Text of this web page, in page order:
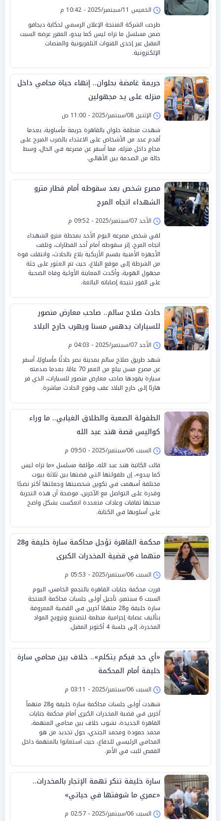
الخميس 11/سبتمبر/2025 - 10:42 م
طرحت الشركة المنتجة الإعلان الرسمي لحكاية ديجافو
ضمن مسلسل ما تراه ليس كما يبدو، المقرر عرضه السبت
المقبل عبر إحدى القنوات التلفزيونية والمنصات
الإلكترونية.
جريمة غامضة بحلوان.. إنهاء حياة محامي داخل
منزله على يد مجهولين
الإثنين 08/سبتمبر/2025 - 11:00 ص
شهدت منطقة حلوان بالقاهرة جريمة مأساوية، بعدما
أقدم عدد من الأشخاص على الاعتداء بالضرب المبرح على
محامٍ داخل منزله، مما أسفر عن مصرعه في الحال، وسط
حالة من الصدمة بين الأهالي.
مصرع شخص بعد سقوطه أمام قطار مترو
الشهداء اتجاه المرج
الأحد 07/سبتمبر/2025 - 09:52 م
لقي شخص مصرعه اليوم الأحد بمحطة مترو الشهداء
اتجاه المرج، إثر سقوطه أمام أحد القطارات، وتلقت
الأجهزة الأمنية بقسم الأزبكية بلاغ بالحادث، وانتقلت قوة
من الشرطة إلى موقع البلاغ، حيث تم العثور على جثة
مجهول الهوية، وأكدت المعاينة الأولية وفاة الضحية
على الفور نتيجة إصاباته البالغة.
حادث صلاح سالم.. صاحب معارض منصور
للسيارات يدهس مسنا ويهرب خارج البلاد
الأحد 07/سبتمبر/2025 - 04:03 م
شهد طريق صلاح سالم بمدينة نصر حادثًا مأساويًا، أسفر
عن مصرع مسن يبلغ من العمر 70 عامًا، بعدما صدمته
سيارة يقودها صاحب معارض منصور للسيارات، الذي فر
هاربًا إلى خارج البلاد عقب وقوع الحادث مباشرة.
الطفولة الصعبة والطلاق الغيابي.. ما وراء
كواليس قصة هند عبد الله
السبت 06/سبتمبر/2025 - 09:50 م
قالت الكاتبة هند عبد الله، مؤلفة مسلسل «ما تراه ليس
كما يبدو»، إن طفولتها التي قضتها بين ثلاثة بيوت
مختلفة أسهمت في تكوين شخصيتها وجعلتها أكثر نضجًا
وقدرة على التواصل مع الآخرين، موضحة أن هذه التجربة
منحتها ثقافات وعادات متعددة انعكست بشكل واضح
على أسلوبها في الكتابة.
محكمة القاهرة تؤجل محاكمة سارة خليفة و28
متهما في قضية المخدرات الكبرى
السبت 06/سبتمبر/2025 - 05:53 م
قررت محكمة جنايات القاهرة بالتجمع الخامس، اليوم
السبت 6 سبتمبر، تأجيل أولى جلسات محاكمة المنتجة
سارة خليفة و28 متهمًا آخرين في القضية المعروفة
بتأليف عصابة إجرامية منظمة لتصنيع وترويج المواد
المخدرة، إلى جلسة 4 أكتوبر المقبل.
«أي حد فيكم يتكلم».. خلاف بين محامي سارة
خليفة أمام المحكمة
السبت 06/سبتمبر/2025 - 03:11 م
شهدت أولى جلسات محاكمة سارة خليفة و28 متهماً
آخرين في قضية المخدرات الكبرى أمام محكمة جنايات
القاهرة الجديدة، نشوب خلاف بين محامي المتهمة،
محمد حمودة ومحمد الجندي، حول تحديد من هو
المحامي الرئيسي للدفاع، حيث استعانوا بالمتهمة داخل
القفص للبت في الأمر.
سارة خليفة تنكر تهمة الإتجار بالمخدرات..
«عمري ما شوفتها في حياتي»
السبت 06/سبتمبر/2025 - 02:57 م